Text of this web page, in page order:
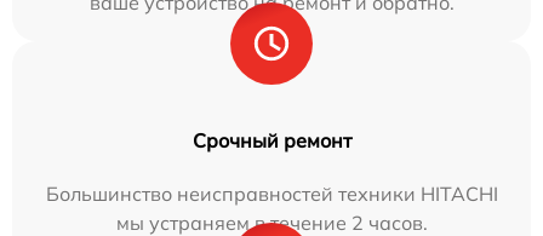
Срочный ремонт
Большинство неисправностей техники HITACHI
мы устраняем в течение 2 часов.